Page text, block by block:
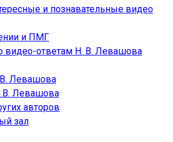
и познавательные видео
и ПМГ
видео-ответам Н. В. Левашова
Левашова
Левашова
авторов
зал